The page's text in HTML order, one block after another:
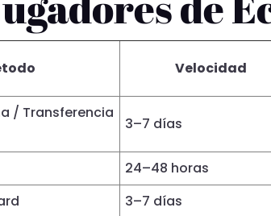
Velocidad
/ Transferencia
3–7 días
24–48 horas
3–7 días